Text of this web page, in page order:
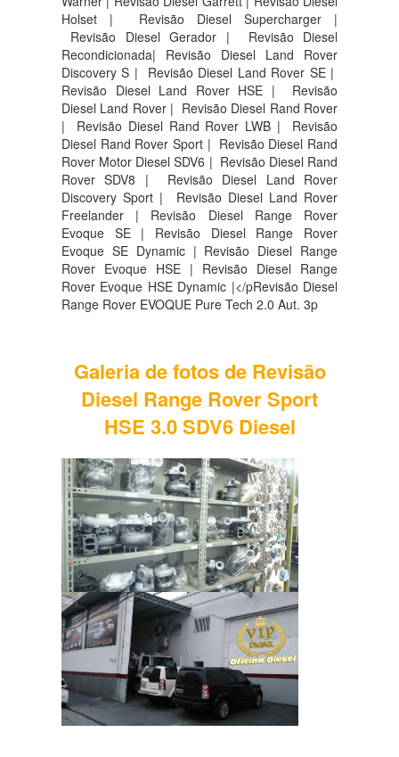
Holset | Revisão Diesel Supercharger |
Revisão Diesel Gerador | Revisão Diesel
Recondicionada| Revisão Diesel Land Rover
Discovery S |
Revisão Diesel Land Rover SE |
Revisão Diesel Land Rover HSE |
Revisão
Diesel Land Rover | Revisão Diesel Rand Rover
|
Revisão Diesel Rand Rover LWB |
Revisão
Diesel Rand Rover Sport | Revisão Diesel Rand
Rover Motor Diesel SDV6 | Revisão Diesel Rand
Rover SDV8 |
Revisão Diesel Land Rover
Discovery Sport |
Revisão Diesel Land Rover
Freelander | Revisão Diesel Range Rover
Evoque SE | Revisão Diesel Range Rover
Evoque SE Dynamic | Revisão Diesel Range
Rover Evoque HSE | Revisão Diesel Range
Rover Evoque HSE Dynamic |</pRevisão Diesel
Range Rover EVOQUE Pure Tech 2.0 Aut. 3p
Galeria de fotos de Revisão
Diesel Range Rover Sport
HSE 3.0 SDV6 Diesel